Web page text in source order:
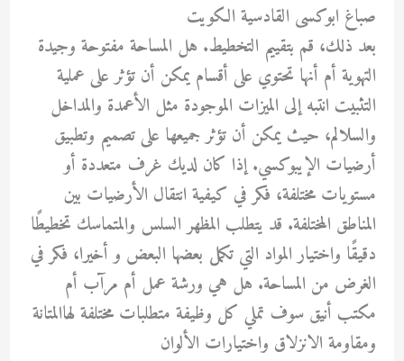
صباغ ابوكسى القادسية الكويت
بعد ذلك، قم بتقييم التخطيط. هل المساحة مفتوحة وجيدة
التهوية أم أنها تحتوي على أقسام يمكن أن تؤثر على عملية
التثبيت انتبه إلى الميزات الموجودة مثل الأعمدة والمداخل
والسلالم، حيث يمكن أن تؤثر جميعها على تصميم وتطبيق
أرضيات الإيبوكسي. إذا كان لديك غرف متعددة أو
مستويات مختلفة، فكر في كيفية انتقال الأرضيات بين
المناطق المختلفة. قد يتطلب المظهر السلس والمتماسك تخطيطًا
دقيقًا واختيار المواد التي تكمل بعضها البعض و أخيرا، فكر في
الغرض من المساحة. هل هي ورشة عمل أم مرآب أم
مكتب أنيق سوف تملي كل وظيفة متطلبات مختلفة لهاالمتانة
ومقاومة الانزلاق واختيارات الألوان